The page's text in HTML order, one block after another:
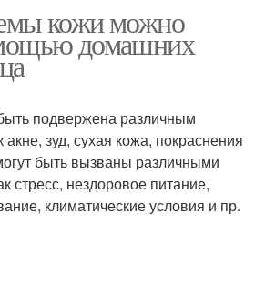
кожи можно
домашних
подвержена различным
зуд, сухая кожа, покраснения
быть вызваны различными
стресс, нездоровое питание,
климатические условия и пр.